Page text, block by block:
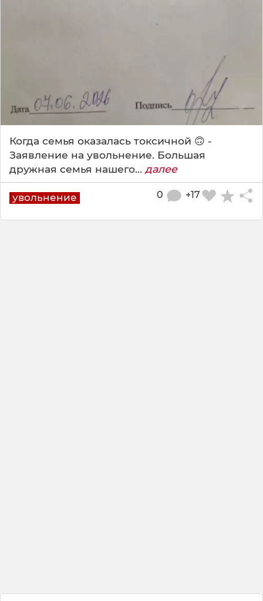
Когда семья оказалась токсичной 🙃 -
Заявление на увольнение. Большая
дружная семья нашего... далее
увольнение +17
0